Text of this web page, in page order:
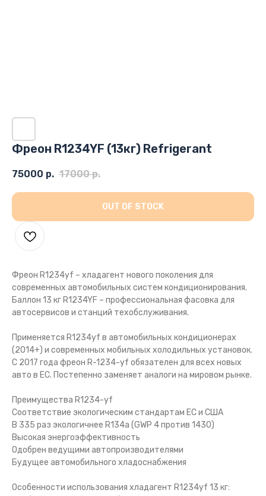
Фреон R1234YF (13кг) Refrigerant
75000 р. 17000 р.
OUT OF STOCK
Фреон R1234yf – хладагент нового поколения для
современных автомобильных систем кондиционирования.
Баллон 13 кг R1234YF – профессиональная фасовка для
автосервисов и станций техобслуживания.
Применяется R1234yf в автомобильных кондиционерах
(2014+) и современных мобильных холодильных установок.
С 2017 года фреон R-1234-yf обязателен для всех новых
авто в ЕС. Постепенно заменяет аналоги на мировом рынке.
Преимущества R1234-yf
Соответствие экологическим стандартам ЕС и США
В 335 раз экологичнее R134a (GWP 4 против 1430)
Высокая энергоэффективность
Одобрен ведущими автопроизводителями
Будущее автомобильного хладоснабжения
Особенности использования хладагент R1234yf 13 кг: